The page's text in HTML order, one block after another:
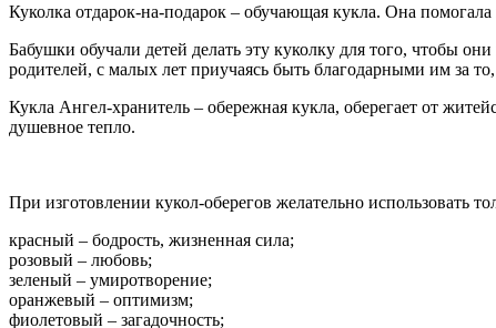
Куколка отдарок-на-подарок – обучающая кукла. Она
Бабушки обучали детей делать эту куколку для того, чтобы
родителей, с малых лет приучаясь быть благодарными им за то,
Кукла Ангел-хранитель – обережная кукла, оберегает от
душевное тепло.
При изготовлении кукол-оберегов желательно использовать
красный – бодрость, жизненная сила;
розовый – любовь;
зеленый – умиротворение;
оранжевый – оптимизм;
фиолетовый – загадочность;